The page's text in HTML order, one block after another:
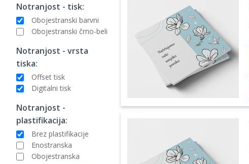
Notranjost - tisk:
Obojestranski barvni
Obojestranski črno-beli
Notranjost - vrsta
tiska:
Offset tisk
Digitalni tisk
Notranjost -
plastifikacija:
Brez plastifikacije
Enostranska
Obojestranska